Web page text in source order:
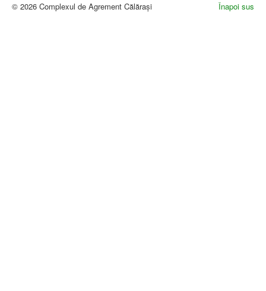
Înapoi sus
© 2026 Complexul de Agrement Călărași